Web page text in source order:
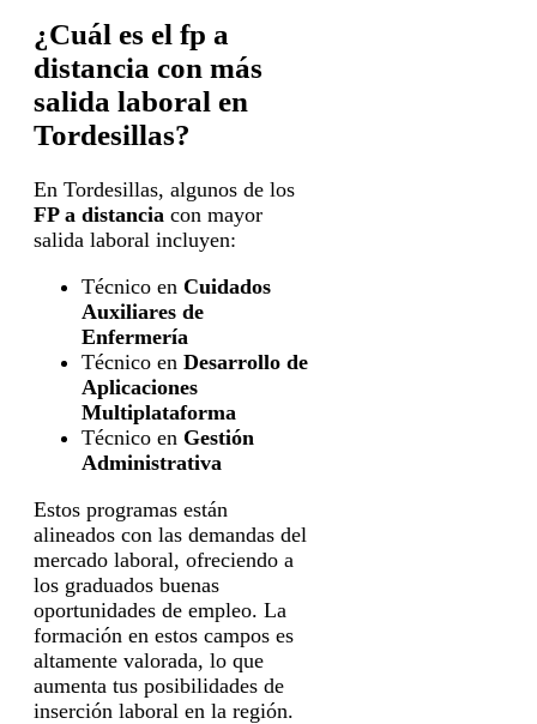
¿Cuál es el fp a
distancia con más
salida laboral en
Tordesillas?
En Tordesillas, algunos de los
FP a distancia con mayor
salida laboral incluyen:
Técnico en Cuidados
Auxiliares de
Enfermería
Técnico en Desarrollo de
Aplicaciones
Multiplataforma
Técnico en Gestión
Administrativa
Estos programas están
alineados con las demandas del
mercado laboral, ofreciendo a
los graduados buenas
oportunidades de empleo. La
formación en estos campos es
altamente valorada, lo que
aumenta tus posibilidades de
inserción laboral en la región.